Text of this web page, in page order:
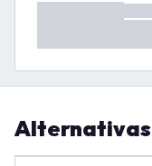
Alternativas